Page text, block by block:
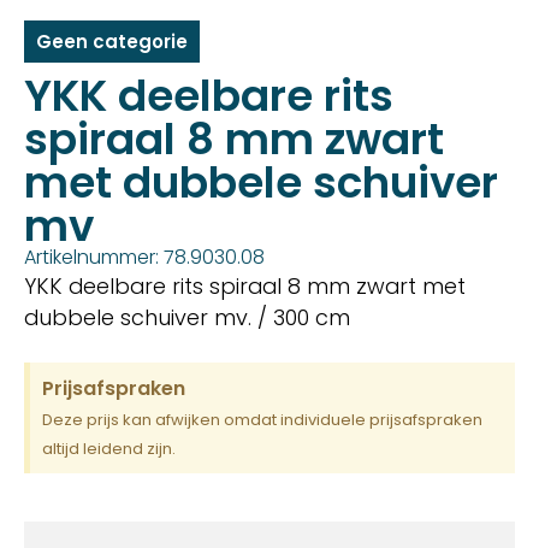
Geen categorie
YKK deelbare rits
spiraal 8 mm zwart
met dubbele schuiver
mv
Artikelnummer: 78.9030.08
YKK deelbare rits spiraal 8 mm zwart met
dubbele schuiver mv. / 300 cm
Prijsafspraken
Deze prijs kan afwijken omdat individuele prijsafspraken
altijd leidend zijn.